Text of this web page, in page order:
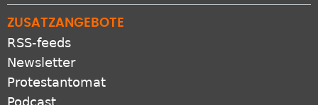
Apps
VERBUND
GEP.de
EKD.de
Gliedkirchen der EKD